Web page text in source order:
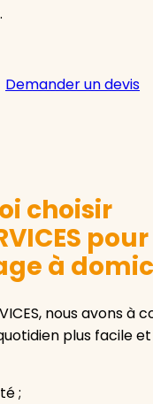
Demander un devis
choisir
à
nous avons à
plus facile
;